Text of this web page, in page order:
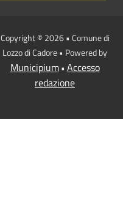
Copyright © 2026 • Comune di
Lozzo di Cadore • Powered by
Municipium• Accesso
redazione